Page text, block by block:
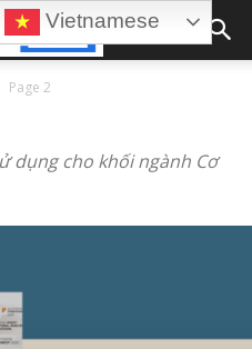
Page 2
dụng cho khối ngành Cơ
Vietnamese